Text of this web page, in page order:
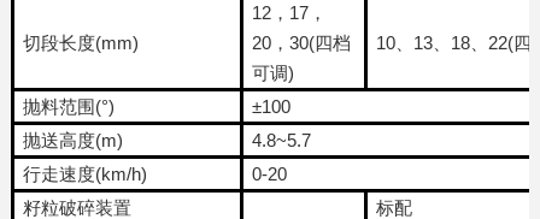
切段长度(mm)
12，17，
20，30(四档
可调)
10、13、18、22(四
抛料范围(°)
±100
抛送高度(m)
4.8~5.7
行走速度(km/h)
0-20
籽粒破碎装置
标配